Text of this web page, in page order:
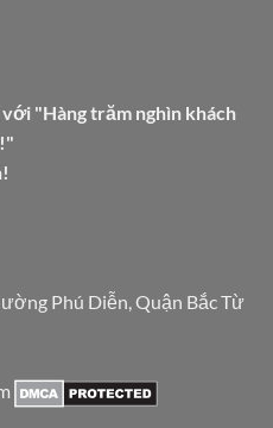
"Hàng trăm nghìn khách
gian!
Phú Diễn, Quận Bắc Từ